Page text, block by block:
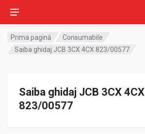
Prima pagină
Consumabile
Saiba ghidaj JCB 3CX 4CX 823/00577
Saiba ghidaj JCB 3CX 4CX
823/00577